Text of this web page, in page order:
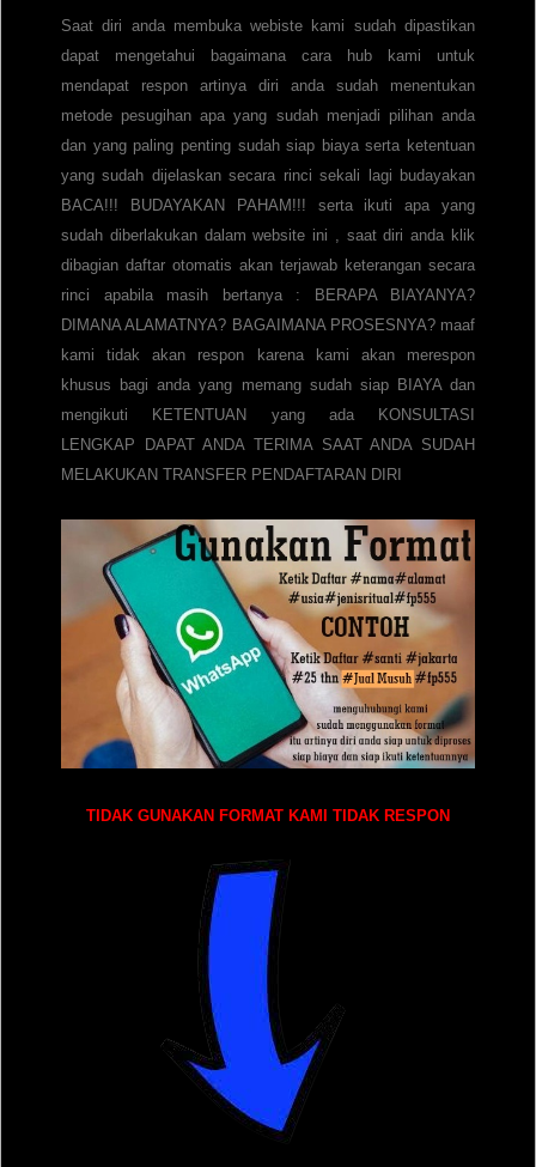
Saat diri anda membuka webiste kami sudah dipastikan
dapat mengetahui bagaimana cara hub kami untuk
mendapat respon artinya diri anda sudah menentukan
metode pesugihan apa yang sudah menjadi pilihan anda
dan yang paling penting sudah siap biaya serta ketentuan
yang sudah dijelaskan secara rinci sekali lagi budayakan
BACA!!! BUDAYAKAN PAHAM!!! serta ikuti apa yang
sudah diberlakukan dalam website ini , saat diri anda klik
dibagian daftar otomatis akan terjawab keterangan secara
rinci apabila masih bertanya : BERAPA BIAYANYA?
DIMANA ALAMATNYA? BAGAIMANA PROSESNYA? maaf
kami tidak akan respon karena kami akan merespon
khusus bagi anda yang memang sudah siap BIAYA dan
mengikuti KETENTUAN yang ada KONSULTASI
LENGKAP DAPAT ANDA TERIMA SAAT ANDA SUDAH
MELAKUKAN TRANSFER PENDAFTARAN DIRI
TIDAK GUNAKAN FORMAT KAMI TIDAK RESPON